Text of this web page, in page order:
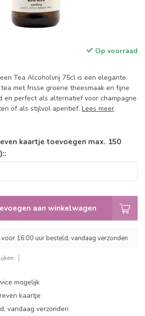
Op voorraad
Tea Alcoholvrij 75cl is een elegante
met frisse groene theesmaak en fijne
en perfect als alternatief voor champagne
of als stijlvol aperitief. Lees meer.
kaartje toevoegen max. 150
aan winkelwagen
16:00 uur besteld, vandaag verzonden
mogelijk
kaartje
vandaag verzonden